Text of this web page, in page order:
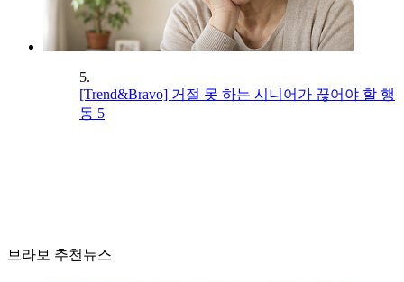
5.
[Trend&Bravo] 거절 못 하는 시니어가 끊어야 할 행
동 5
브라보 추천뉴스